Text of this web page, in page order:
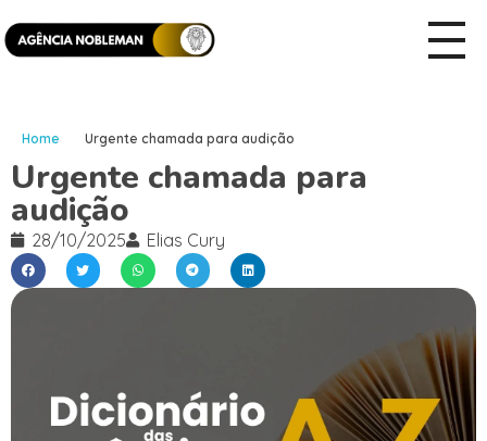
Home Urgente chamada para audição
Urgente chamada para
audição
28/10/2025 Elias Cury